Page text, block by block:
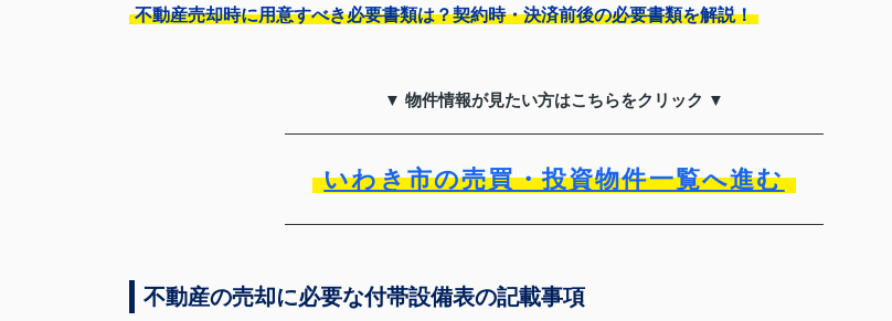
不動産売却時に用意すべき必要書類は？契約時・決済前後の必要書類を解説！
▼ 物件情報が見たい方はこちらをクリック ▼
いわき市の売買・投資物件一覧へ進む
不動産の売却に必要な付帯設備表の記載事項